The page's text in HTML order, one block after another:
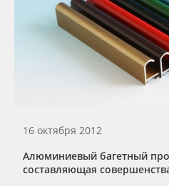
16 октября 2012
Алюминиевый багетный
cоставляющая